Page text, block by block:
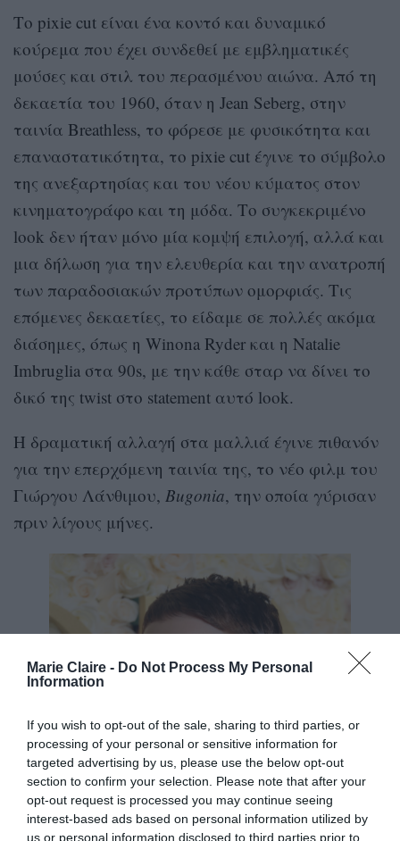
Marie Claire - Do Not Process My Personal
Information
If you wish to opt-out of the sale, sharing to third parties, or
processing of your personal or sensitive information for
targeted advertising by us, please use the below opt-out
section to confirm your selection. Please note that after your
opt-out request is processed you may continue seeing
interest-based ads based on personal information utilized by
us or personal information disclosed to third parties prior to
Το pixie cut είναι ένα κοντό και δυναμικό
κούρεμα που έχει συνδεθεί με εμβληματικές
μούσες και στιλ του περασμένου αιώνα. Από τη
δεκαετία του 1960, όταν η Jean Seberg, στην
ταινία Breathless, το φόρεσε με φυσικότητα και
επαναστατικότητα, το pixie cut έγινε το σύμβολο
της ανεξαρτησίας και του νέου κύματος στον
κινηματογράφο και τη μόδα. Το συγκεκριμένο
look δεν ήταν μόνο μία κομψή επιλογή, αλλά και
μια δήλωση για την ελευθερία και την ανατροπή
των παραδοσιακών προτύπων ομορφιάς. Τις
επόμενες δεκαετίες, το είδαμε σε πολλές ακόμα
διάσημες, όπως η Winona Ryder και η Natalie
Imbruglia στα 90s, με την κάθε σταρ να δίνει το
δικό της twist στο statement αυτό look.
Η δραματική αλλαγή στα μαλλιά έγινε πιθανόν
για την επερχόμενη ταινία της, το νέο φιλμ του
Γιώργου Λάνθιμου, Bugonia, την οποία γύρισαν
πριν λίγους μήνες.